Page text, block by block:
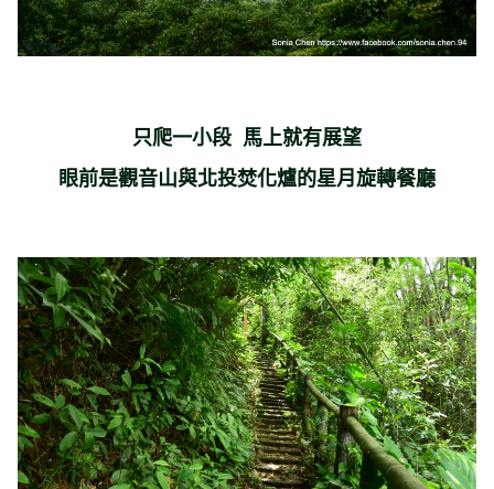
只爬一小段 馬上就有展望
眼前是觀音山與北投焚化爐的星月旋轉餐廳